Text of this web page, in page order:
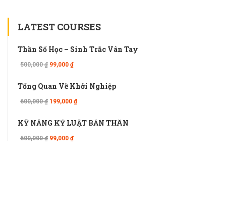
LATEST COURSES
Thần Số Học – Sinh Trắc Vân Tay
500,000 ₫ 99,000 ₫
Tổng Quan Về Khởi Nghiệp
600,000 ₫ 199,000 ₫
KỸ NĂNG KỶ LUẬT BẢN THÂN
600,000 ₫ 99,000 ₫